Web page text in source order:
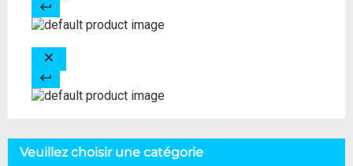
Veuillez choisir une catégorie